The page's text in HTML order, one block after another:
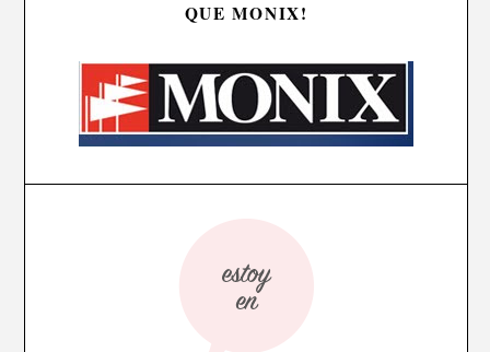
QUE MONIX!